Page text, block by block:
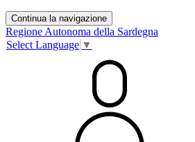
Continua la navigazione
Regione Autonoma della Sardegna
Select Language ▼